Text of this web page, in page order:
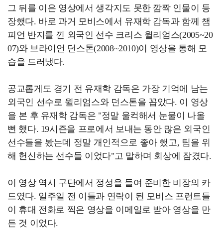
그 뒤를 이은 영상에서 생각지도 못한 깜짝 인물이 등
장했다. 바로 과거 모비스에서 유재학 감독과 함께 챔
피언 반지를 낀 외국인 선수 크리스 윌리엄스(2005~20
07)와 브라이언 던스톤(2008~2010)이 영상을 통해 모
습을 드러냈다.
공교롭게도 경기 전 유재학 감독은 가장 기억에 남는
외국인 선수로 윌리엄스와 던스톤을 꼽았다. 이 영상
을 본 후 유재학 감독은 "정말 울컥해서 눈물이 나올
뻔 했다. 19시즌을 프로에서 보내는 동안 많은 외국인
선수들을 봤는데 정말 개인적으로 좋아 했고, 팀을 위
해 헌신하는 선수들 이었다"고 말하며 회상에 잠겼다.
이 영상 역시 구단에서 정성을 들여 준비한 비장의 카
드였다. 일주일 전 이들과 연락이 된 모비스 프런트들
이 휴대 전화로 찍은 영상을 이메일로 받아 영상을 만
든 것 이었다.